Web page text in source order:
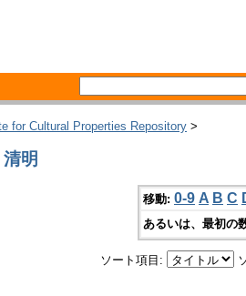
for Cultural Properties Repository >
明
移動: 0-9 A B C
あるいは、最初の
ソート項目: